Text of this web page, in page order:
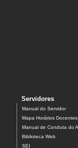
Servidores
Manual do Servidor
Mapa Horários Docentes
Manual de Conduta do
Biblioteca Web
SEI